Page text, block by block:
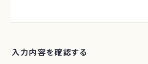
入力内容を確認する